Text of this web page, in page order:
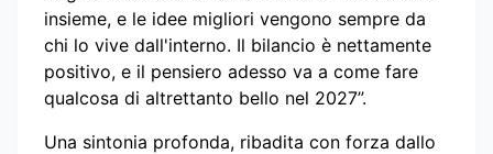
insieme, e le idee migliori vengono sempre da
chi lo vive dall'interno. Il bilancio è nettamente
positivo, e il pensiero adesso va a come fare
qualcosa di altrettanto bello nel 2027”.
Una sintonia profonda, ribadita con forza dallo